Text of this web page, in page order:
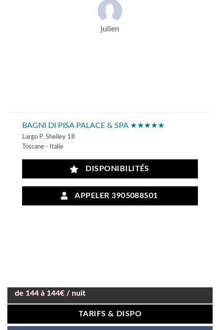
julien
BAGNI DI PISA PALACE & SPA ★★★★★
Largo P. Shelley 18
Toscane - Italie
DISPONIBILITÉS
APPELER 3905088501
de 144 à 144€ / nuit
TARIFS & DISPO